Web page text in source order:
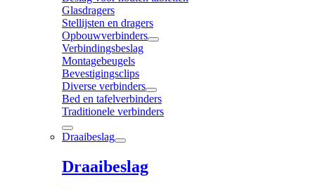
Glasdragers
Stellijsten en dragers
Opbouwverbinders
Verbindingsbeslag
Montagebeugels
Bevestigingsclips
Diverse verbinders
Bed en tafelverbinders
Traditionele verbinders
Draaibeslag
Draaibeslag